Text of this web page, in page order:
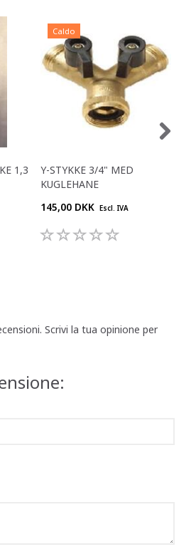
1,3
Caldo
Y-STYKKE 3/4" MED
KUGLEHANE
145,00 DKK Escl. IVA
Scrivi la tua opinione per